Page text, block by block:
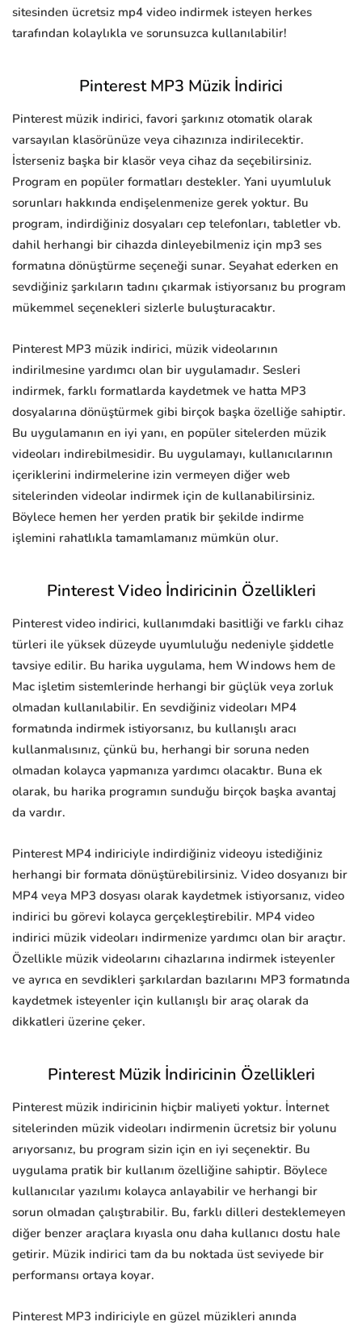
sitesinden ücretsiz mp4 video indirmek isteyen herkes
tarafından kolaylıkla ve sorunsuzca kullanılabilir!
Pinterest MP3 Müzik İndirici
Pinterest müzik indirici, favori şarkınız otomatik olarak
varsayılan klasörünüze veya cihazınıza indirilecektir.
İsterseniz başka bir klasör veya cihaz da seçebilirsiniz.
Program en popüler formatları destekler. Yani uyumluluk
sorunları hakkında endişelenmenize gerek yoktur. Bu
program, indirdiğiniz dosyaları cep telefonları, tabletler vb.
dahil herhangi bir cihazda dinleyebilmeniz için mp3 ses
formatına dönüştürme seçeneği sunar. Seyahat ederken en
sevdiğiniz şarkıların tadını çıkarmak istiyorsanız bu program
mükemmel seçenekleri sizlerle buluşturacaktır.
Pinterest MP3 müzik indirici, müzik videolarının
indirilmesine yardımcı olan bir uygulamadır. Sesleri
indirmek, farklı formatlarda kaydetmek ve hatta MP3
dosyalarına dönüştürmek gibi birçok başka özelliğe sahiptir.
Bu uygulamanın en iyi yanı, en popüler sitelerden müzik
videoları indirebilmesidir. Bu uygulamayı, kullanıcılarının
içeriklerini indirmelerine izin vermeyen diğer web
sitelerinden videolar indirmek için de kullanabilirsiniz.
Böylece hemen her yerden pratik bir şekilde indirme
işlemini rahatlıkla tamamlamanız mümkün olur.
Pinterest Video İndiricinin Özellikleri
Pinterest video indirici, kullanımdaki basitliği ve farklı cihaz
türleri ile yüksek düzeyde uyumluluğu nedeniyle şiddetle
tavsiye edilir. Bu harika uygulama, hem Windows hem de
Mac işletim sistemlerinde herhangi bir güçlük veya zorluk
olmadan kullanılabilir. En sevdiğiniz videoları MP4
formatında indirmek istiyorsanız, bu kullanışlı aracı
kullanmalısınız, çünkü bu, herhangi bir soruna neden
olmadan kolayca yapmanıza yardımcı olacaktır. Buna ek
olarak, bu harika programın sunduğu birçok başka avantaj
da vardır.
Pinterest MP4 indiriciyle indirdiğiniz videoyu istediğiniz
herhangi bir formata dönüştürebilirsiniz. Video dosyanızı bir
MP4 veya MP3 dosyası olarak kaydetmek istiyorsanız, video
indirici bu görevi kolayca gerçekleştirebilir. MP4 video
indirici müzik videoları indirmenize yardımcı olan bir araçtır.
Özellikle müzik videolarını cihazlarına indirmek isteyenler
ve ayrıca en sevdikleri şarkılardan bazılarını MP3 formatında
kaydetmek isteyenler için kullanışlı bir araç olarak da
dikkatleri üzerine çeker.
Pinterest Müzik İndiricinin Özellikleri
Pinterest müzik indiricinin hiçbir maliyeti yoktur. İnternet
sitelerinden müzik videoları indirmenin ücretsiz bir yolunu
arıyorsanız, bu program sizin için en iyi seçenektir. Bu
uygulama pratik bir kullanım özelliğine sahiptir. Böylece
kullanıcılar yazılımı kolayca anlayabilir ve herhangi bir
sorun olmadan çalıştırabilir. Bu, farklı dilleri desteklemeyen
diğer benzer araçlara kıyasla onu daha kullanıcı dostu hale
getirir. Müzik indirici tam da bu noktada üst seviyede bir
performansı ortaya koyar.
Pinterest MP3 indiriciyle en güzel müzikleri anında